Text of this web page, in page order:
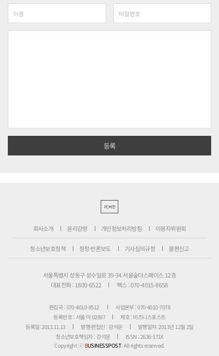
PC버전
회사소개 윤리강령 개인정보처리방침 이용자위원회
청소년보호정책 정정·반론보도 기사심의규정 불편신고
서울특별시 성동구 성수일로 39-34 서울숲더스페이스 12층
대표전화 : 1800-6522
팩스 : 070-4015-8658
편집국 : 070-4010-8512
사업본부 : 070-4010-7078
등록번호 : 서울 아 02897
제호 : 비즈니스포스트
등록일: 2013.11.13
발행·편집인 : 강석운
발행일자: 2013년 12월 2일
청소년보호책임자 : 강석운
ISSN : 2636-171X
Copyright ⓒBUSINESSPOST. All rights reserved.